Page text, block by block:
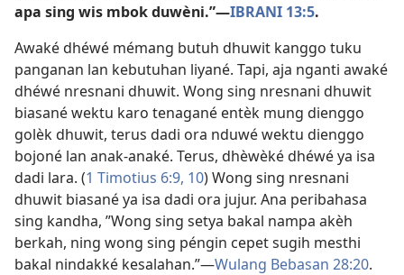
apa sing wis mbok duwèni.”​—IBRANI 13:5.
Awaké dhéwé mémang butuh dhuwit kanggo tuku
panganan lan kebutuhan liyané. Tapi, aja nganti awaké
dhéwé nresnani dhuwit. Wong sing nresnani dhuwit
biasané wektu karo tenagané entèk mung dienggo
golèk dhuwit, terus dadi ora nduwé wektu dienggo
bojoné lan anak-anaké. Terus, dhèwèké dhéwé ya isa
dadi lara. (1 Timotius 6:9, 10) Wong sing nresnani
dhuwit biasané ya isa dadi ora jujur. Ana peribahasa
sing kandha, ”Wong sing setya bakal nampa akèh
berkah, ning wong sing péngin cepet sugih mesthi
bakal nindakké kesalahan.”​—Wulang Bebasan 28:20.